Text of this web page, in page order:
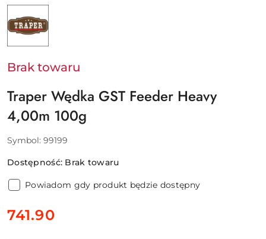
NAZWA
PRODUCENTA:
TRAPER
Brak towaru
Traper Wędka GST Feeder Heavy
4,00m 100g
Symbol: 99199
Dostępność: Brak towaru
Powiadom gdy produkt będzie dostępny
cena:
741.90